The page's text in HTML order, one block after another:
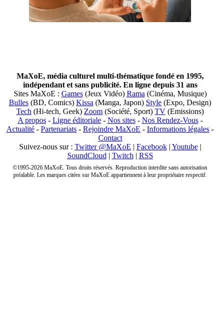
MaXoE, média culturel multi-thématique fondé en 1995,
indépendant et sans publicité. En ligne depuis 31 ans
Sites MaXoE : Games(Jeux Vidéo) Rama (Cinéma, Musique)
Bulles (BD, Comics) Kissa (Manga, Japon) Style (Expo, Design)
Tech (Hi-tech, Geek) Zoom (Société, Sport) TV (Emissions)
A propos- Ligne éditoriale- Nos sites- Nos Rendez-Vous-
Actualité - Partenariats - Rejoindre MaXoE - Informations légales -
Contact
Suivez-nous sur : Twitter @MaXoE | Facebook| Youtube|
SoundCloud | Twitch | RSS
©1995-2026 MaXoE. Tous droits réservés. Reproduction interdite sans autorisation
préalable. Les marques citées sur MaXoE appartiennent à leur propriétaire respectif.